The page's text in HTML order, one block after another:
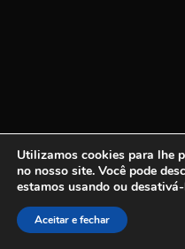
Utilizamos cookies para lhe
no nosso site. Você pode
estamos usando ou
Aceitar e fechar